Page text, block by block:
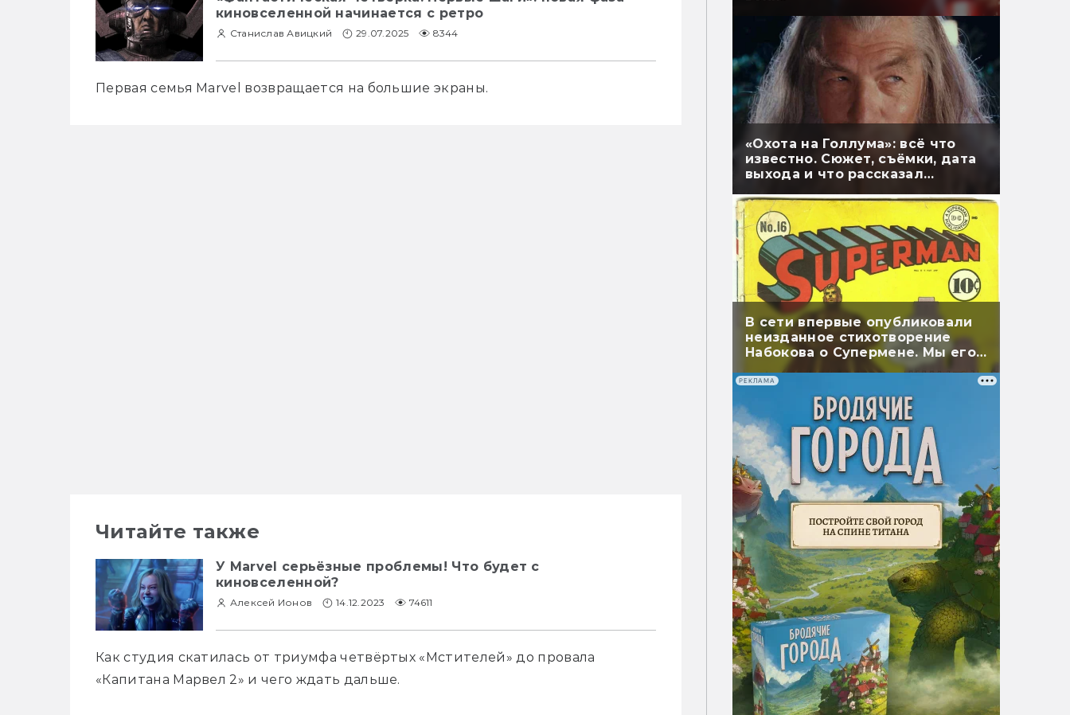
киновселенной начинается с ретро
Станислав Авицкий 29.07.2025 8344
Первая семья Marvel возвращается на большие экраны.
Читайте также
У Marvel серьёзные проблемы! Что будет с
киновселенной?
Алексей Ионов 14.12.2023 74611
Как студия скатилась от триумфа четвёртых «Мстителей» до провала
«Капитана Марвел 2» и чего ждать дальше.
«Охота на Голлума»: всё что
известно. Сюжет, съёмки, дата
выхода и что рассказал
В сети впервые опубликовали
неизданное стихотворение
Набокова о Супермене. Мы его
перевели
РЕКЛАМА